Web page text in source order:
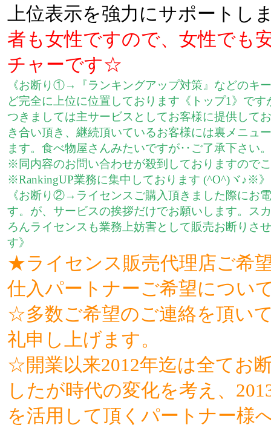
上位表示を強力にサポート
者も女性ですので、女性でも
チャーです☆
《お断り①→『ランキングアップ対策』などのキ
ど完全に上位に位置しております《トップ1》で
つきましては主サービスとしてお客様に提供して
き合い頂き、継続頂いているお客様には裏メニュ
ます。食べ物屋さんみたいですが‥ご了承下さい。
※同内容のお問い合わせが殺到しておりますので
※RankingUP業務に集中しております (^O^)ヾ♪※》
《お断り②→ライセンスご購入頂きました際にお
す。が、サービスの挨拶だけでお願いします。ス
ろんライセンスも業務上妨害として販売お断りさ
す》
★ライセンス販売代理店ご希
仕入パートナーご希望につい
☆多数ご希望のご連絡を頂い
礼申し上げます。
☆開業以来2012年迄は全てお
したが時代の変化を考え、
を活用して頂くパートナー様